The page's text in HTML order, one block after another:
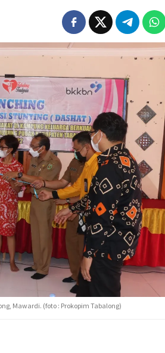
Mawardi. (foto : Prokopim Tabalong)